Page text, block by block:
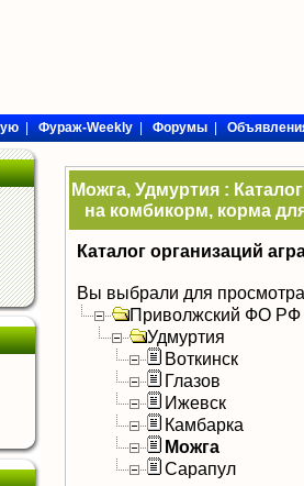
|Фураж-Weekly|Форумы|
Можга, Удмуртия :
на комбикорм, корма
Каталог организаций
Вы выбрали для
Приволжский ФО РФ
Удмуртия
Воткинск
Глазов
Ижевск
Камбарка
Можга
Сарапул